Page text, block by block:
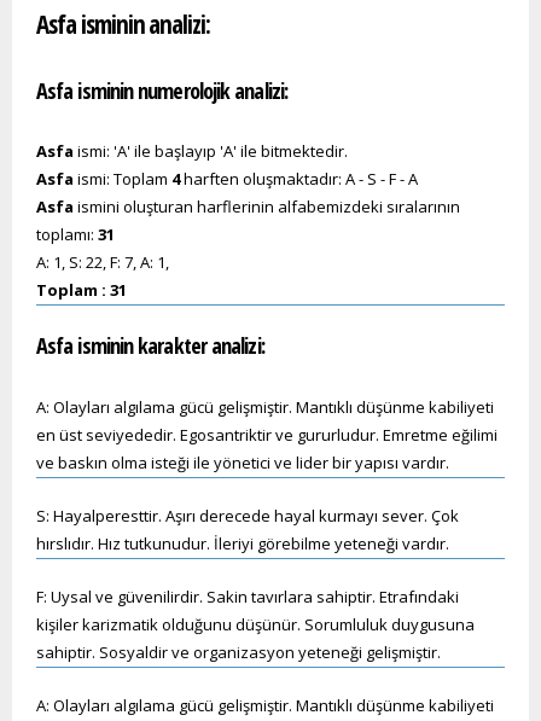
Asfa isminin analizi:
Asfa isminin numerolojik analizi:
Asfa ismi: 'A' ile başlayıp 'A' ile bitmektedir.
Asfa ismi: Toplam 4harften oluşmaktadır: A - S - F - A
Asfa ismini oluşturan harflerinin alfabemizdeki sıralarının
toplamı: 31
A: 1, S: 22, F: 7, A: 1,
Toplam : 31
Asfa isminin karakter analizi:
A: Olayları algılama gücü gelişmiştir. Mantıklı düşünme kabiliyeti
en üst seviyededir. Egosantriktir ve gururludur. Emretme eğilimi
ve baskın olma isteği ile yönetici ve lider bir yapısı vardır.
S: Hayalperesttir. Aşırı derecede hayal kurmayı sever. Çok
hırslıdır. Hız tutkunudur. İleriyi görebilme yeteneği vardır.
F: Uysal ve güvenilirdir. Sakin tavırlara sahiptir. Etrafındaki
kişiler karizmatik olduğunu düşünür. Sorumluluk duygusuna
sahiptir. Sosyaldir ve organizasyon yeteneği gelişmiştir.
A: Olayları algılama gücü gelişmiştir. Mantıklı düşünme kabiliyeti